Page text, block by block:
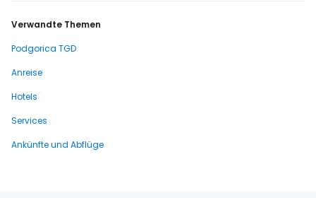
Verwandte Themen
Podgorica TGD
Anreise
Hotels
Services
Ankünfte und Abflüge